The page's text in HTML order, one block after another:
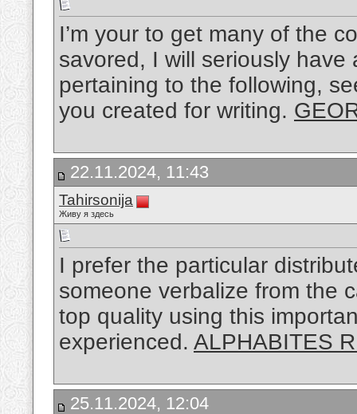
I’m your to get many of the
savored, I will seriously
pertaining to the following,
you created for writing.
22.11.2024, 11:43
Tahirsonija
Живу я здесь
I prefer the particular
someone verbalize from the
top quality using this
experienced. ALPHABITES
25.11.2024, 12:04